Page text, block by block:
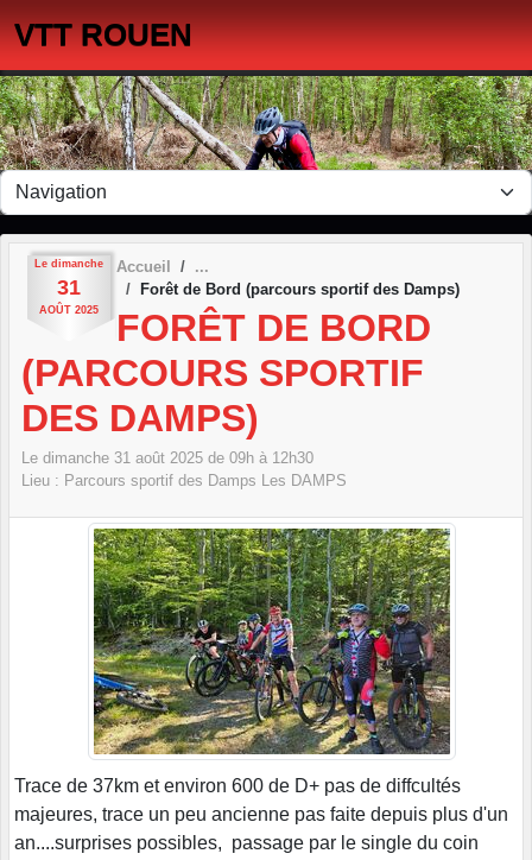
VTT ROUEN
Le dimanche
31
AOÛT 2025
Accueil
Forêt de Bord (parcours sportif des Damps)
FORÊT DE BORD
(PARCOURS SPORTIF
DES DAMPS)
Le dimanche 31 août 2025 de 09h à 12h30
Lieu : Parcours sportif des Damps Les DAMPS
Trace de 37km et environ 600 de D+ pas de diffcultés
majeures, trace un peu ancienne pas faite depuis plus d'un
an....surprises possibles, passage par le single du coin